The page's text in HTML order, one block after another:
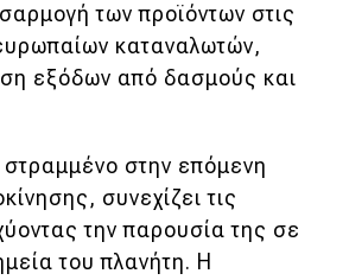
των προϊόντων στις
καταναλωτών,
εξόδων από δασμούς και
στην επόμενη
συνεχίζει τις
την παρουσία της σε
του πλανήτη. Η